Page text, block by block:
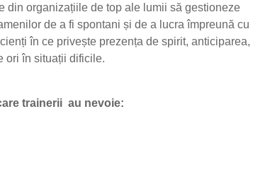
din organizațiile de top ale lumii să gestioneze
de a fi spontani și de a lucra împreună cu
în ce privește prezența de spirit, anticiparea,
ori în situații dificile.
trainerii au nevoie: